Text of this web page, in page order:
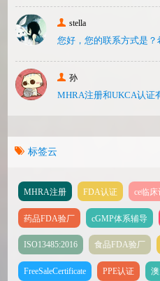
stella
您好，您的联系方式是？
孙
MHRA注册和UKCA认证
标签云
MHRA注册 FDA认证 ce临
药品FDA验厂 cGMP体系辅导
ISO13485:2016 食品FDA验厂
FreeSaleCertificate PPE认证